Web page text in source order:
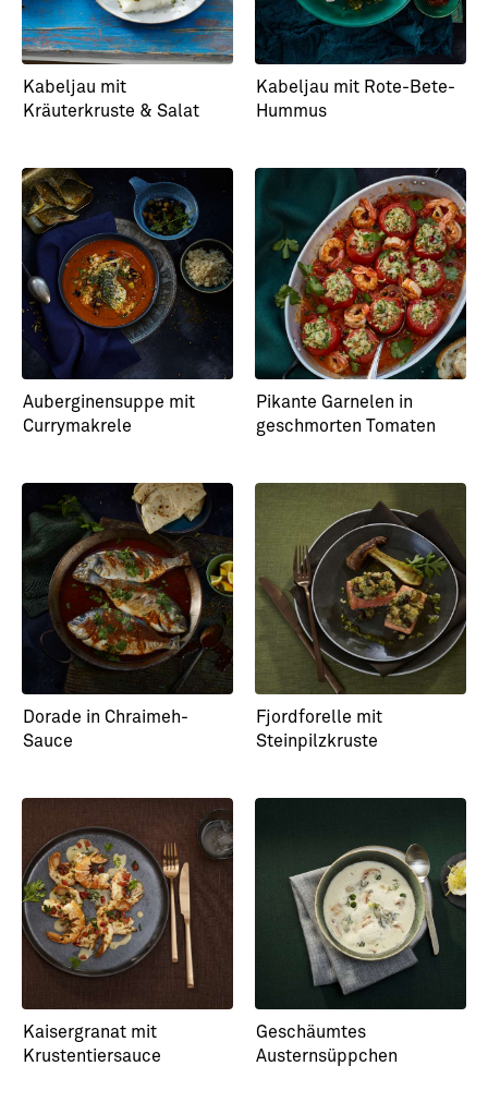
Kabeljau mit
Kräuterkruste & Salat
Kabeljau mit Rote-Bete-
Hummus
Auberginensuppe mit
Currymakrele
Pikante Garnelen in
geschmorten Tomaten
Dorade in Chraimeh-
Sauce
Fjordforelle mit
Steinpilzkruste
Kaisergranat mit
Krustentiersauce
Geschäumtes
Austernsüppchen